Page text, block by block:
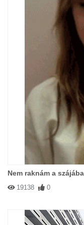
Nem raknám a
19138 0